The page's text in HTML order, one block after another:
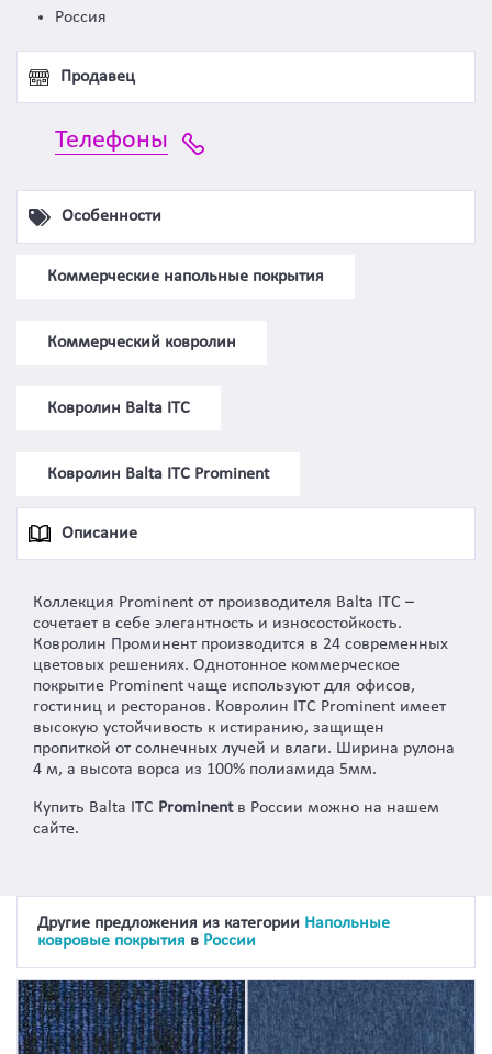
Россия
Продавец
Телефоны
Особенности
Коммерческие напольные покрытия
Коммерческий ковролин
Ковролин Balta ITC
Ковролин Balta ITC Prominent
Описание
Коллекция Prominent от производителя Balta ITC –
сочетает в себе элегантность и износостойкость.
Ковролин Проминент производится в 24 современных
цветовых решениях. Однотонное коммерческое
покрытие Prominent чаще используют для офисов,
гостиниц и ресторанов. Ковролин ITC Prominent имеет
высокую устойчивость к истиранию, защищен
пропиткой от солнечных лучей и влаги. Ширина рулона
4 м, а высота ворса из 100% полиамида 5мм.
Купить Balta ITC Prominentв России можно на нашем
сайте.
Другие предложения из категории Напольные
ковровые покрытия в России